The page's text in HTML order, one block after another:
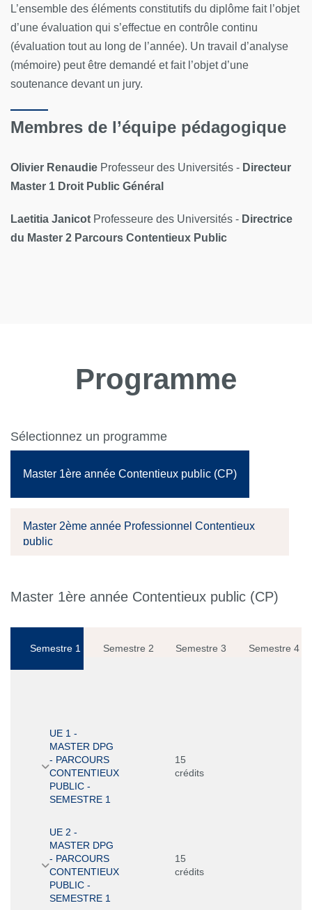
L’ensemble des éléments constitutifs du diplôme fait l’objet
d’une évaluation qui s’effectue en contrôle continu
(évaluation tout au long de l’année). Un travail d’analyse
(mémoire) peut être demandé et fait l’objet d’une
soutenance devant un jury.
Membres de l’équipe pédagogique
Olivier Renaudie Professeur des Universités - Directeur
Master 1 Droit Public Général
Laetitia Janicot Professeure des Universités - Directrice
du Master 2 Parcours Contentieux Public
Programme
Sélectionnez un programme
Master 1ère année Contentieux public (CP)
Master 2ème année Professionnel Contentieux
public
Master 1ère année Contentieux public (CP)
Semestre 1 Semestre 2 Semestre 3 Semestre 4
UE 1 -
MASTER DPG
- PARCOURS
CONTENTIEUX
PUBLIC -
SEMESTRE 1
15
crédits
UE 2 -
MASTER DPG
- PARCOURS
CONTENTIEUX
PUBLIC -
SEMESTRE 1
15
crédits